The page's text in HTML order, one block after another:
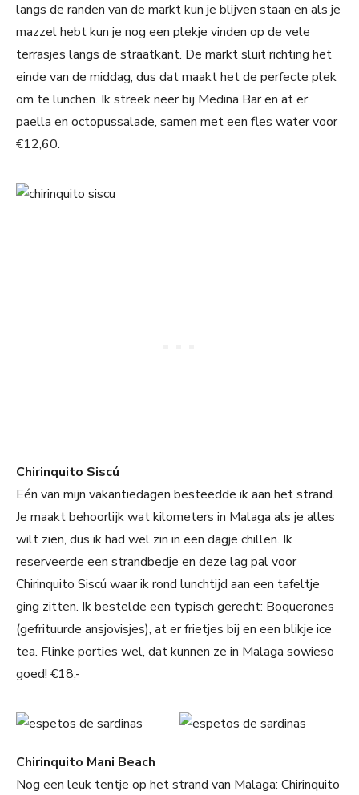
langs de randen van de markt kun je blijven staan en als je
mazzel hebt kun je nog een plekje vinden op de vele
terrasjes langs de straatkant. De markt sluit richting het
einde van de middag, dus dat maakt het de perfecte plek
om te lunchen. Ik streek neer bij Medina Bar en at er
paella en octopussalade, samen met een fles water voor
€12,60.
Chirinquito Siscú
Eén van mijn vakantiedagen besteedde ik aan het strand.
Je maakt behoorlijk wat kilometers in Malaga als je alles
wilt zien, dus ik had wel zin in een dagje chillen. Ik
reserveerde een strandbedje en deze lag pal voor
Chirinquito Siscú waar ik rond lunchtijd aan een tafeltje
ging zitten. Ik bestelde een typisch gerecht: Boquerones
(gefrituurde ansjovisjes), at er frietjes bij en een blikje ice
tea. Flinke porties wel, dat kunnen ze in Malaga sowieso
goed! €18,-
Chirinquito Mani Beach
Nog een leuk tentje op het strand van Malaga: Chirinquito